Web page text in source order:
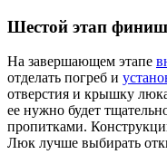
Шестой этап
На завершающем этапе
отделать погреб и
отверстия и крышку
ее нужно будет
пропитками.
Люк лучше выбирать